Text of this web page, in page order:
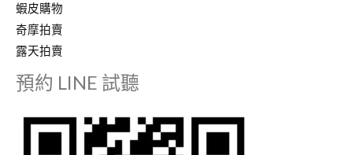
蝦皮購物
奇摩拍賣
露天拍賣
預約 LINE 試聽